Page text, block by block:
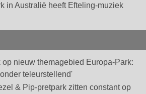
in Australië heeft Efteling-muziek
nieuw themagebied Europa-Park:
teleurstellend'
& Pip-pretpark zitten constant op